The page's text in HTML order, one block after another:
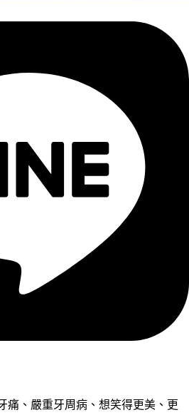
痛、嚴重牙周病、想笑得更美、更